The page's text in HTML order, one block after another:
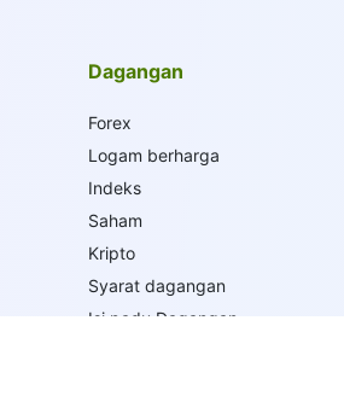
Dagangan
Forex
Logam berharga
Indeks
Saham
Kripto
Syarat dagangan
Isi padu Dagangan